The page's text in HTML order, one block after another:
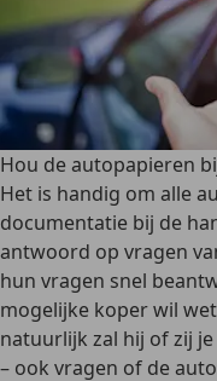
Hou de autopapieren
Het is handig om alle
documentatie bij de
antwoord op vragen
hun vragen snel
mogelijke koper wil
natuurlijk zal hij of zij
– ook vragen of de